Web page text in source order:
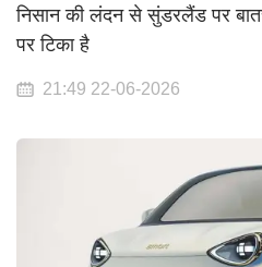
निसान की लंदन से सुंडरलैंड पर
पर टिका है
21:49 22-06-2026